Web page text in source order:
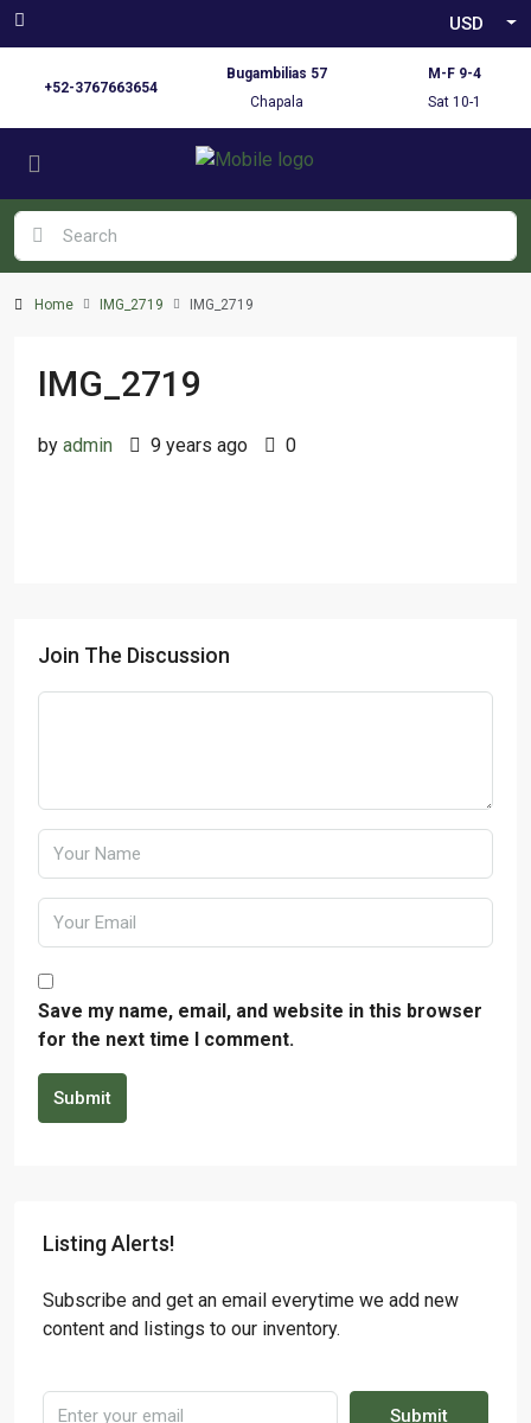
USD
+52-3767663654
Bugambilias 57
Chapala
M-F 9-4
Sat 10-1
Home IMG_2719 IMG_2719
IMG_2719
by admin 9 years ago 0
Join The Discussion
Save my name, email, and website in this browser
for the next time I comment.
Submit
Listing Alerts!
Subscribe and get an email everytime we add new
content and listings to our inventory.
Submit